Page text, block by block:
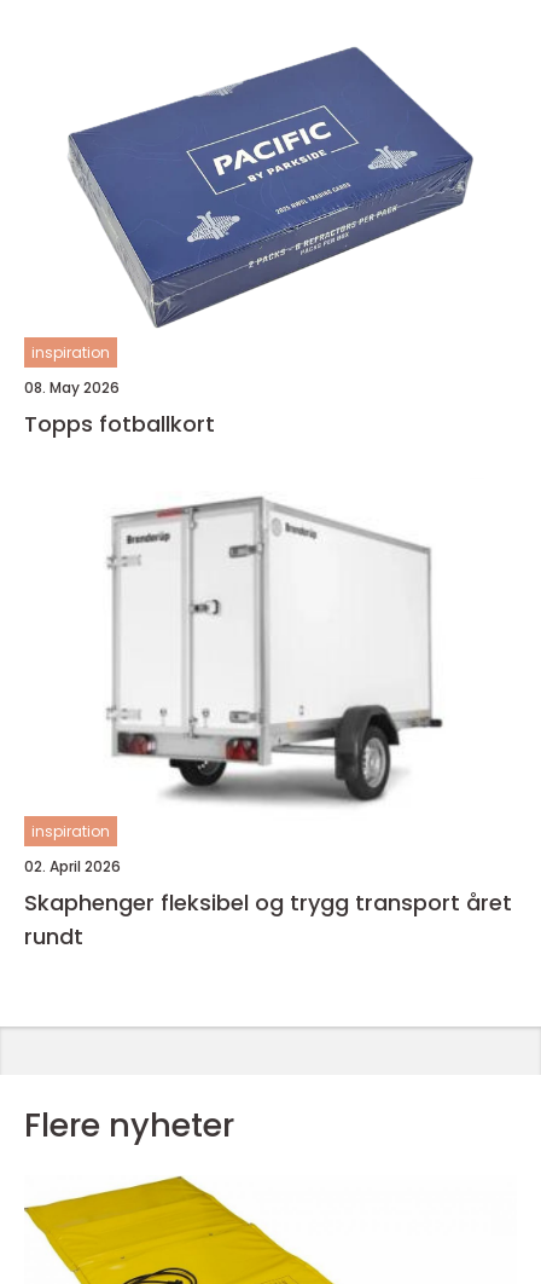
inspiration
08. May 2026
Topps fotballkort
inspiration
02. April 2026
Skaphenger fleksibel og trygg transport året
rundt
Flere nyheter